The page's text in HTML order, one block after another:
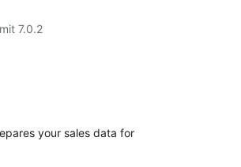
7.0.2
your sales data for